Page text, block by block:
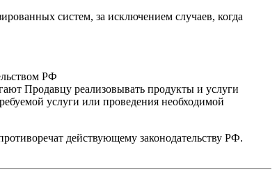
систем, за исключением случаев, когда
РФ
Продавцу реализовывать продукты и услуги
услуги или проведения необходимой
действующему законодательству РФ.